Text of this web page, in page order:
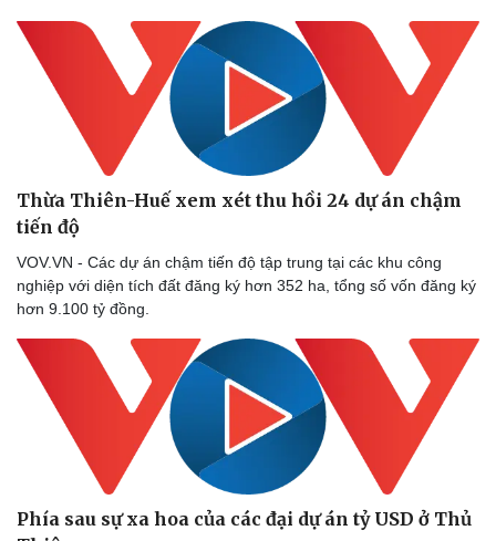
Thừa Thiên-Huế xem xét thu hồi 24 dự án chậm
tiến độ
VOV.VN - Các dự án chậm tiến độ tập trung tại các khu công
nghiệp với diện tích đất đăng ký hơn 352 ha, tổng số vốn đăng ký
hơn 9.100 tỷ đồng.
Phía sau sự xa hoa của các đại dự án tỷ USD ở Thủ